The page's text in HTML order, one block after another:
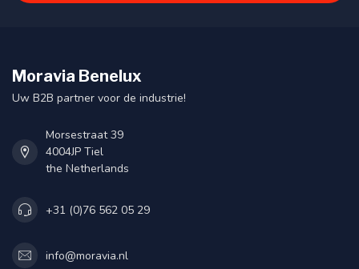
Moravia Benelux
Uw B2B partner voor de industrie!
Morsestraat 39
4004JP Tiel
the Netherlands
+31 (0)76 562 05 29
info@moravia.nl